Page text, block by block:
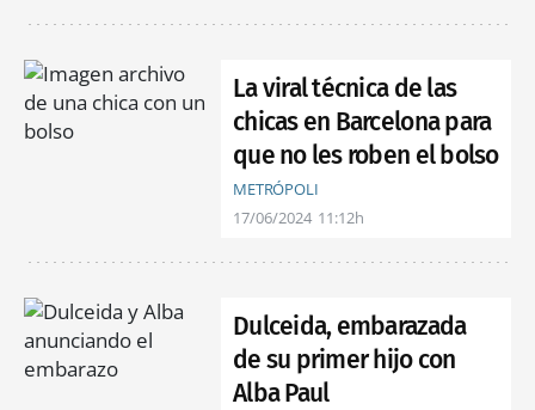
La viral técnica de las
chicas en Barcelona para
que no les roben el bolso
METRÓPOLI
17/06/2024 11:12h
Dulceida, embarazada
de su primer hijo con
Alba Paul